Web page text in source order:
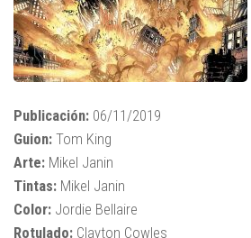
Publicación: 06/11/2019
Guion: Tom King
Arte: Mikel Janin
Tintas: Mikel Janin
Color: Jordie Bellaire
Rotulado: Clayton Cowles